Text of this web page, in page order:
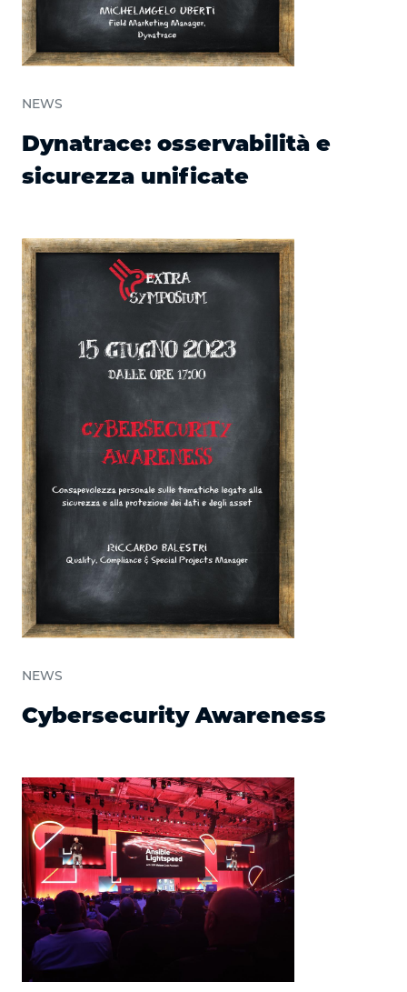
NEWS
Dynatrace: osservabilità e
sicurezza unificate
NEWS
Cybersecurity Awareness